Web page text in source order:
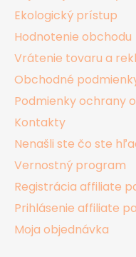
Ekologický prístup
Hodnotenie obchodu
Vrátenie tovaru a
Obchodné
Podmienky ochrany
Kontakty
Nenašli ste čo ste
Vernostný program
Registrácia affiliate
Prihlásenie affiliate
Moja objednávka